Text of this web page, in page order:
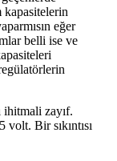
kapasitelerin
eğer
belli ise ve
ihitmali zayıf.
Bir sıkıntısı